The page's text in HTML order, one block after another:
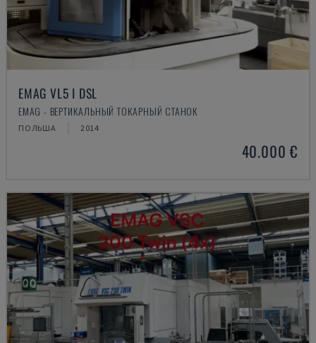
EMAG VL5 I DSL
EMAG - ВЕРТИКАЛЬНЫЙ ТОКАРНЫЙ СТАНОК
ПОЛЬША 2014
40.000 €